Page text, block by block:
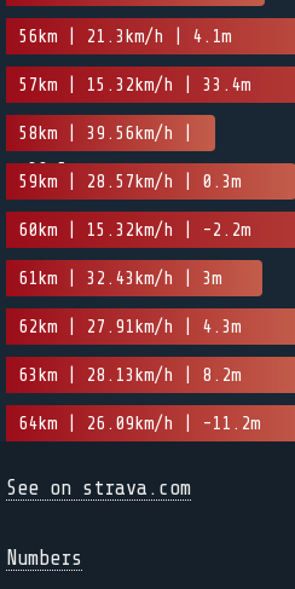
56km | 21.3km/h | 4.1m
57km | 15.32km/h | 33.4m
58km | 39.56km/h |
-39.5m
59km | 28.57km/h | 0.3m
60km | 15.32km/h | -2.2m
61km | 32.43km/h | 3m
62km | 27.91km/h | 4.3m
63km | 28.13km/h | 8.2m
64km | 26.09km/h | -11.2m
See on strava.com
Numbers